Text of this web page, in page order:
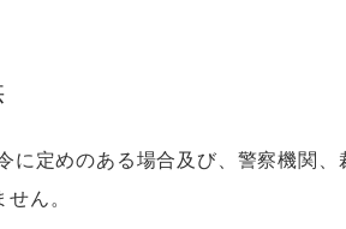
に定めのある場合及び、警察機関
ん。